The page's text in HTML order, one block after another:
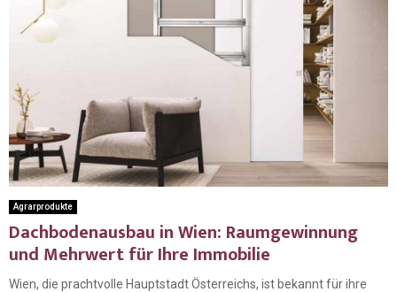
Agrarprodukte
Dachbodenausbau in Wien: Raumgewinnung
und Mehrwert für Ihre Immobilie
Wien, die prachtvolle Hauptstadt Österreichs, ist bekannt für ihre